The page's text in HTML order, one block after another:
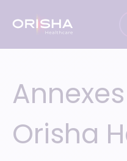
Orisha